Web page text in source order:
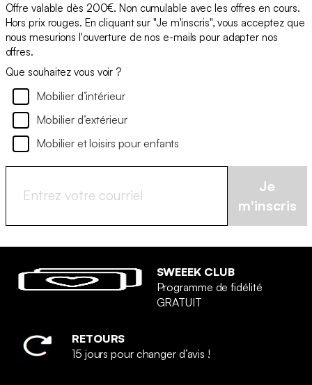
Offre valable dès 200€. Non cumulable avec les offres en cours.
Hors prix rouges. En cliquant sur "Je m'inscris", vous acceptez que
nous mesurions l'ouverture de nos e-mails pour adapter nos
offres.
Que souhaitez vous voir ?
Mobilier d’intérieur
Mobilier d’extérieur
Mobilier et loisirs pour enfants
Je
m'inscris
SWEEEK CLUB
Programme de fidélité
GRATUIT
RETOURS
15 jours pour changer d’avis !